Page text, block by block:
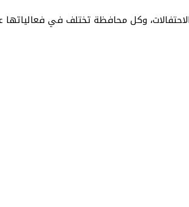
وكل محافظة تختلف في فعالياتها